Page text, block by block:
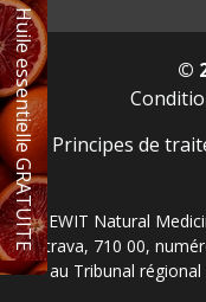
Huile essentielle GRATUITE
©
Principes de
BEWIT Natural
Ostrava, 710 00,
au Tribunal